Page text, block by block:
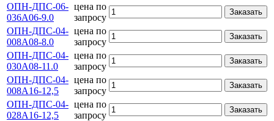
ОПН-ДПС-06-
036А06-9.0
цена по
запросу
Заказать
ОПН-ДПС-04-
008А08-8.0
цена по
запросу
Заказать
ОПН-ДПС-04-
030А08-11.0
цена по
запросу
Заказать
ОПН-ДПС-04-
008А16-12,5
цена по
запросу
Заказать
ОПН-ДПС-04-
028А16-12,5
цена по
запросу
Заказать